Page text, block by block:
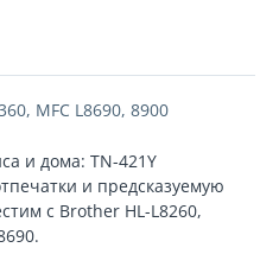
MFC L8690, 8900
и дома: TN-421Y
и предсказуемую
с Brother HL-L8260,